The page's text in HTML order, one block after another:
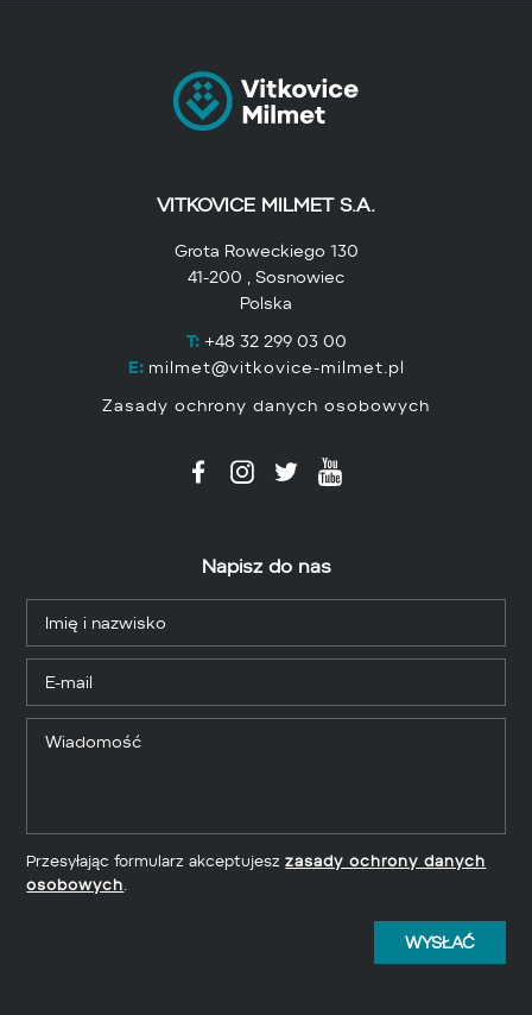
VITKOVICE MILMET S.A.
Grota Roweckiego 130
41-200 , Sosnowiec
Polska
T: +48 32 299 03 00
E: milmet@vitkovice-milmet.pl
Zasady ochrony danych osobowych
Napisz do nas
Przesyłając formularz akceptujeszzasady ochrony danych
osobowych.